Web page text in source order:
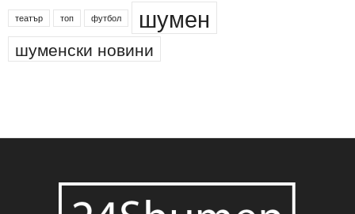
театър топ футбол шумен
шуменски новини